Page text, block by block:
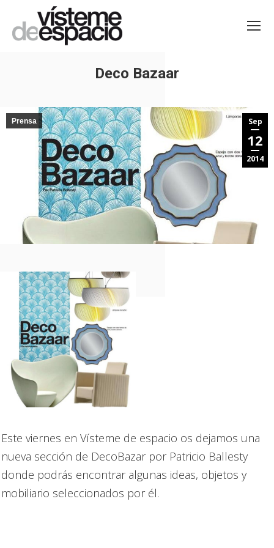
Deco Bazaar
Sep
12
2014
Prensa
Este viernes en Vísteme de espacio os dejamos una
nueva sección de DecoBazar por Patricio Ballesty
donde podrás encontrar algunas ideas, objetos y
mobiliario seleccionados por él.